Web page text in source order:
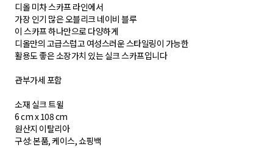
디올 미차 스카프 라인에서
가장 인기 많은 오블리크 네이비 블루
이 스카프 하나만으로 다양하게
디올만의 고급스럽고 여성스러운 스타일링이 가능한
활용도 좋은 소장가치 있는 실크 스카프입니다
관부가세 포함
소재 실크 트윌
6 cm x 108 cm
원산지 이탈리아
구성: 본품, 케이스, 쇼핑백